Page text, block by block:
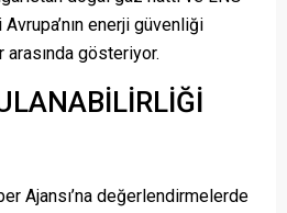
enerji güvenliği
arasında gösteriyor.
Ajansı’na değerlendirmelerde